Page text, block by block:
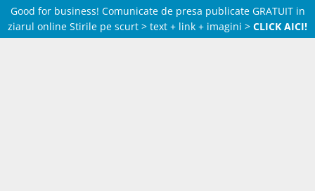
Good for business! Comunicate de presa publicate GRATUIT in
ziarul online Stirile pe scurt > text + link + imagini > CLICK AICI!